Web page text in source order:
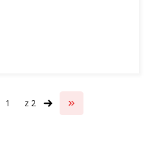
z 2 Przejdź do ostatniej